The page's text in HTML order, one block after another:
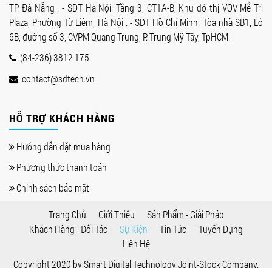
TP. Đà Nẵng . - SDT Hà Nội: Tầng 3, CT1A-B, Khu đô thị VOV Mễ Trì
Plaza, Phường Từ Liêm, Hà Nội . - SDT Hồ Chí Minh: Tòa nhà SB1, Lô
6B, đường số 3, CVPM Quang Trung, P. Trung Mỹ Tây, TpHCM.
(84-236) 3812 175
contact@sdtech.vn
HỖ TRỢ KHÁCH HÀNG
Hướng dẫn đặt mua hàng
Phương thức thanh toán
Chính sách bảo mật
Trang Chủ Giới Thiệu
Sản Phẩm - Giải Pháp
Khách Hàng - Đối Tác
Sự Kiện Tin Tức
Tuyển Dụng
Liên Hệ
Copyright 2020 bySmart Digital Technology Joint-Stock Company.